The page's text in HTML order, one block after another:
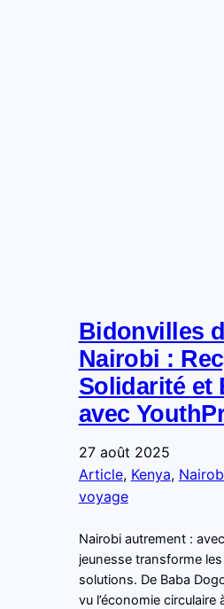
Bidonvilles
Nairobi :
Solidarité et
avec
27 août 2025
Article, Kenya,
voyage
Nairobi autrement :
jeunesse transforme
solutions. De Baba
vu l’économie circulaire